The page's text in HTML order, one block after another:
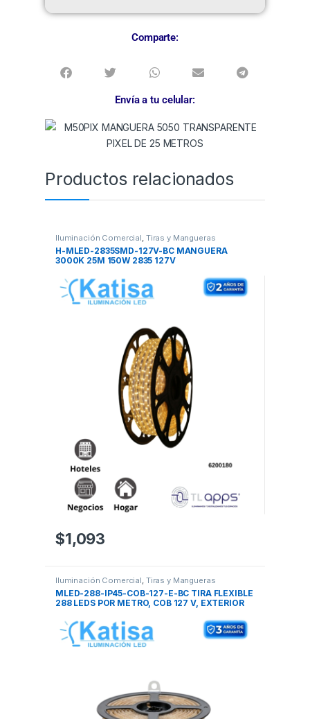
Comparte:
Envía a tu celular:
Productos relacionados
Iluminación Comercial, Tiras y Mangueras
H-MLED-2835SMD-127V-BC MANGUERA
3000K 25M 150W 2835 127V
$1,093
Iluminación Comercial Tiras y Mangueras
MLED-288-IP45-COB-127-E-BC TIRA FLEXIBLE
288 LEDS POR METRO, COB 127 V, EXTERIOR